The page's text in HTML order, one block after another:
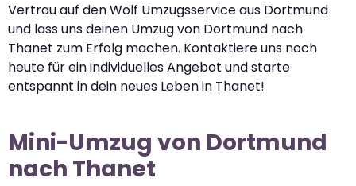
Vertrau auf den Wolf Umzugsservice aus Dortmund
und lass uns deinen Umzug von Dortmund nach
Thanet zum Erfolg machen. Kontaktiere uns noch
heute für ein individuelles Angebot und starte
entspannt in dein neues Leben in Thanet!
Mini-Umzug von Dortmund
nach Thanet